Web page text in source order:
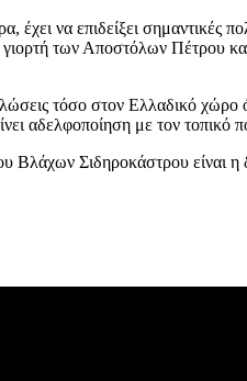
να επιδείξει σημαντικές
γιορτή των Αποστόλων
τόσο στον Ελλαδικό
αδελφοποίηση με τον τοπικό
Σιδηροκάστρου είναι η